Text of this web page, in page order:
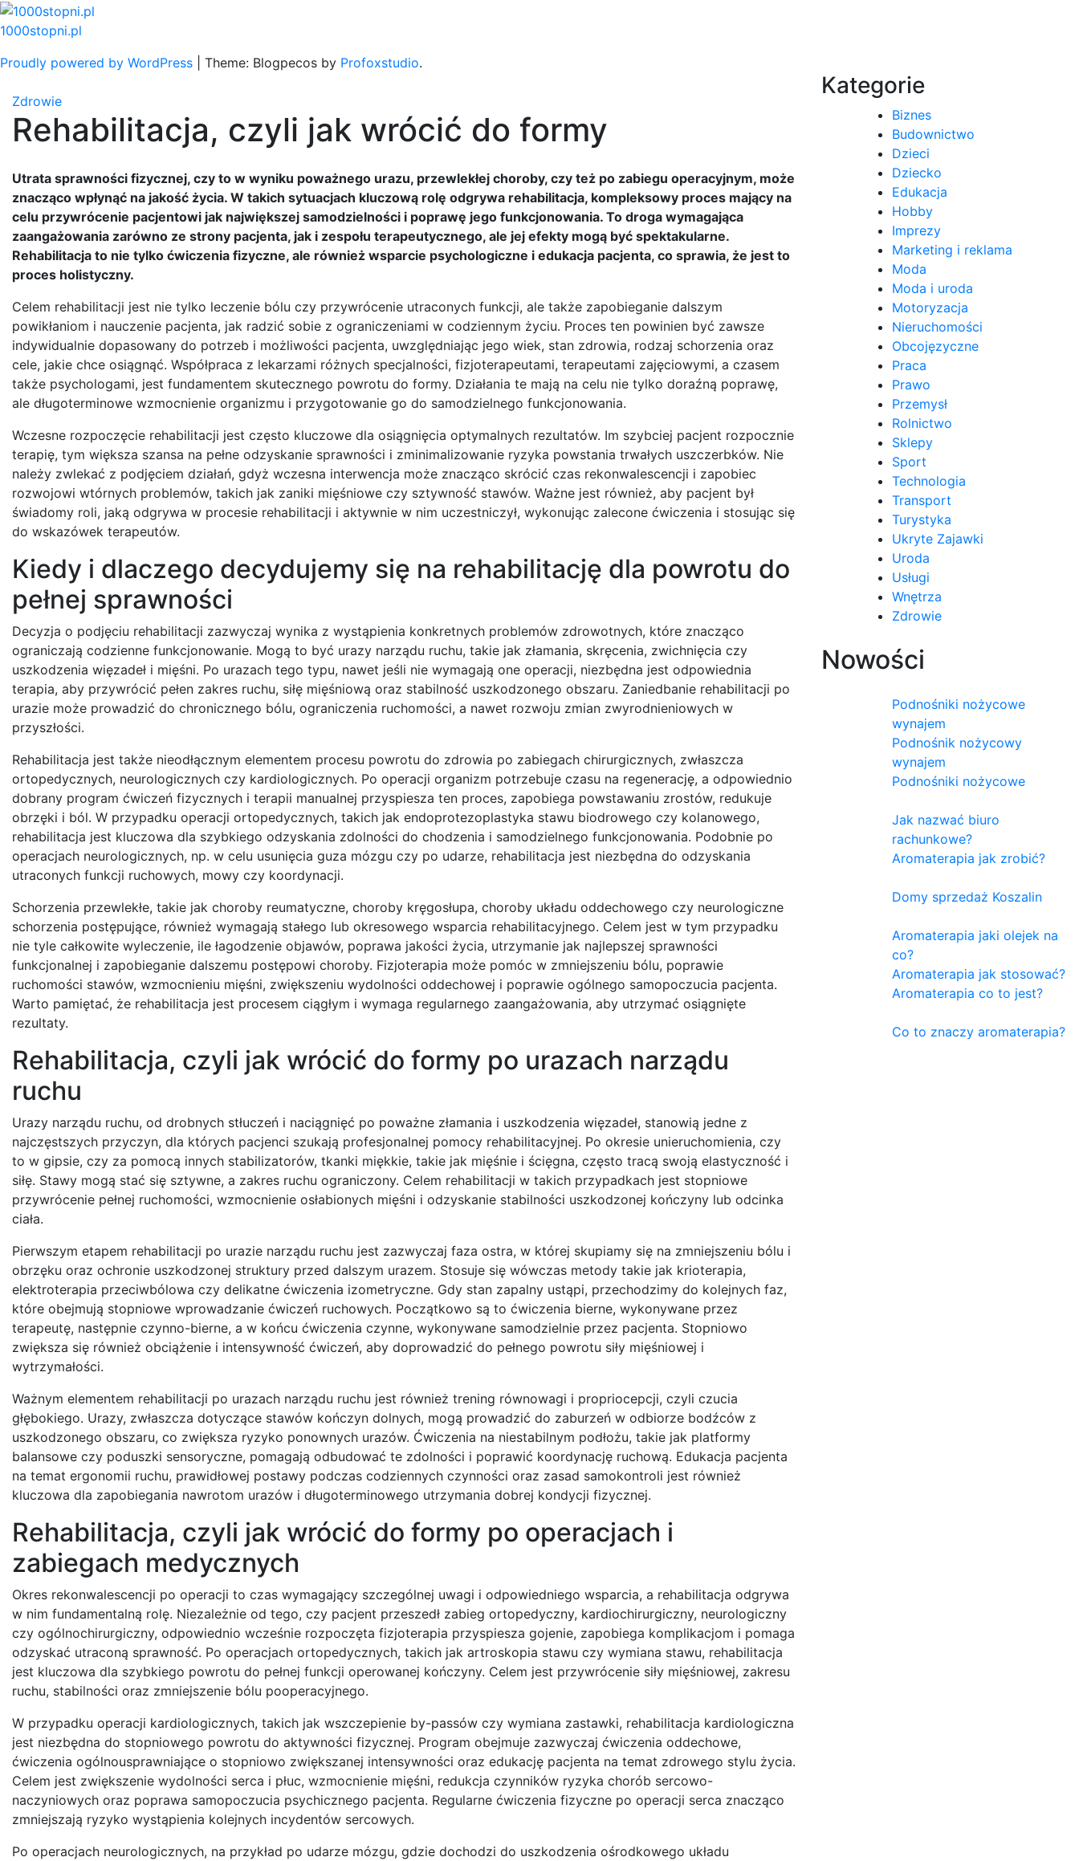
Skip
to
1000stopni.pl
Proudly powered by WordPress
Theme: Blogpecos by Profoxstudio.
Zdrowie
Rehabilitacja, czyli jak wrócić do formy
Utrata sprawności fizycznej, czy to w wyniku poważnego urazu, przewlekłej choroby, czy też po zabiegu operacyjnym, może
znacząco wpłynąć na jakość życia. W takich sytuacjach kluczową rolę odgrywa rehabilitacja, kompleksowy proces mający na
celu przywrócenie pacjentowi jak największej samodzielności i poprawę jego funkcjonowania. To droga wymagająca
zaangażowania zarówno ze strony pacjenta, jak i zespołu terapeutycznego, ale jej efekty mogą być spektakularne.
Rehabilitacja to nie tylko ćwiczenia fizyczne, ale również wsparcie psychologiczne i edukacja pacjenta, co sprawia, że jest to
proces holistyczny.
Celem rehabilitacji jest nie tylko leczenie bólu czy przywrócenie utraconych funkcji, ale także zapobieganie dalszym
powikłaniom i nauczenie pacjenta, jak radzić sobie z ograniczeniami w codziennym życiu. Proces ten powinien być zawsze
indywidualnie dopasowany do potrzeb i możliwości pacjenta, uwzględniając jego wiek, stan zdrowia, rodzaj schorzenia oraz
cele, jakie chce osiągnąć. Współpraca z lekarzami różnych specjalności, fizjoterapeutami, terapeutami zajęciowymi, a czasem
także psychologami, jest fundamentem skutecznego powrotu do formy. Działania te mają na celu nie tylko doraźną poprawę,
ale długoterminowe wzmocnienie organizmu i przygotowanie go do samodzielnego funkcjonowania.
Wczesne rozpoczęcie rehabilitacji jest często kluczowe dla osiągnięcia optymalnych rezultatów. Im szybciej pacjent rozpocznie
terapię, tym większa szansa na pełne odzyskanie sprawności i zminimalizowanie ryzyka powstania trwałych uszczerbków. Nie
należy zwlekać z podjęciem działań, gdyż wczesna interwencja może znacząco skrócić czas rekonwalescencji i zapobiec
rozwojowi wtórnych problemów, takich jak zaniki mięśniowe czy sztywność stawów. Ważne jest również, aby pacjent był
świadomy roli, jaką odgrywa w procesie rehabilitacji i aktywnie w nim uczestniczył, wykonując zalecone ćwiczenia i stosując się
do wskazówek terapeutów.
Kiedy i dlaczego decydujemy się na rehabilitację dla powrotu do
pełnej sprawności
Decyzja o podjęciu rehabilitacji zazwyczaj wynika z wystąpienia konkretnych problemów zdrowotnych, które znacząco
ograniczają codzienne funkcjonowanie. Mogą to być urazy narządu ruchu, takie jak złamania, skręcenia, zwichnięcia czy
uszkodzenia więzadeł i mięśni. Po urazach tego typu, nawet jeśli nie wymagają one operacji, niezbędna jest odpowiednia
terapia, aby przywrócić pełen zakres ruchu, siłę mięśniową oraz stabilność uszkodzonego obszaru. Zaniedbanie rehabilitacji po
urazie może prowadzić do chronicznego bólu, ograniczenia ruchomości, a nawet rozwoju zmian zwyrodnieniowych w
przyszłości.
Rehabilitacja jest także nieodłącznym elementem procesu powrotu do zdrowia po zabiegach chirurgicznych, zwłaszcza
ortopedycznych, neurologicznych czy kardiologicznych. Po operacji organizm potrzebuje czasu na regenerację, a odpowiednio
dobrany program ćwiczeń fizycznych i terapii manualnej przyspiesza ten proces, zapobiega powstawaniu zrostów, redukuje
obrzęki i ból. W przypadku operacji ortopedycznych, takich jak endoprotezoplastyka stawu biodrowego czy kolanowego,
rehabilitacja jest kluczowa dla szybkiego odzyskania zdolności do chodzenia i samodzielnego funkcjonowania. Podobnie po
operacjach neurologicznych, np. w celu usunięcia guza mózgu czy po udarze, rehabilitacja jest niezbędna do odzyskania
utraconych funkcji ruchowych, mowy czy koordynacji.
Schorzenia przewlekłe, takie jak choroby reumatyczne, choroby kręgosłupa, choroby układu oddechowego czy neurologiczne
schorzenia postępujące, również wymagają stałego lub okresowego wsparcia rehabilitacyjnego. Celem jest w tym przypadku
nie tyle całkowite wyleczenie, ile łagodzenie objawów, poprawa jakości życia, utrzymanie jak najlepszej sprawności
funkcjonalnej i zapobieganie dalszemu postępowi choroby. Fizjoterapia może pomóc w zmniejszeniu bólu, poprawie
ruchomości stawów, wzmocnieniu mięśni, zwiększeniu wydolności oddechowej i poprawie ogólnego samopoczucia pacjenta.
Warto pamiętać, że rehabilitacja jest procesem ciągłym i wymaga regularnego zaangażowania, aby utrzymać osiągnięte
rezultaty.
Rehabilitacja, czyli jak wrócić do formy po urazach narządu
ruchu
Urazy narządu ruchu, od drobnych stłuczeń i naciągnięć po poważne złamania i uszkodzenia więzadeł, stanowią jedne z
najczęstszych przyczyn, dla których pacjenci szukają profesjonalnej pomocy rehabilitacyjnej. Po okresie unieruchomienia, czy
to w gipsie, czy za pomocą innych stabilizatorów, tkanki miękkie, takie jak mięśnie i ścięgna, często tracą swoją elastyczność i
siłę. Stawy mogą stać się sztywne, a zakres ruchu ograniczony. Celem rehabilitacji w takich przypadkach jest stopniowe
przywrócenie pełnej ruchomości, wzmocnienie osłabionych mięśni i odzyskanie stabilności uszkodzonej kończyny lub odcinka
ciała.
Pierwszym etapem rehabilitacji po urazie narządu ruchu jest zazwyczaj faza ostra, w której skupiamy się na zmniejszeniu bólu i
obrzęku oraz ochronie uszkodzonej struktury przed dalszym urazem. Stosuje się wówczas metody takie jak krioterapia,
elektroterapia przeciwbólowa czy delikatne ćwiczenia izometryczne. Gdy stan zapalny ustąpi, przechodzimy do kolejnych faz,
które obejmują stopniowe wprowadzanie ćwiczeń ruchowych. Początkowo są to ćwiczenia bierne, wykonywane przez
terapeutę, następnie czynno-bierne, a w końcu ćwiczenia czynne, wykonywane samodzielnie przez pacjenta. Stopniowo
zwiększa się również obciążenie i intensywność ćwiczeń, aby doprowadzić do pełnego powrotu siły mięśniowej i
wytrzymałości.
Ważnym elementem rehabilitacji po urazach narządu ruchu jest również trening równowagi i propriocepcji, czyli czucia
głębokiego. Urazy, zwłaszcza dotyczące stawów kończyn dolnych, mogą prowadzić do zaburzeń w odbiorze bodźców z
uszkodzonego obszaru, co zwiększa ryzyko ponownych urazów. Ćwiczenia na niestabilnym podłożu, takie jak platformy
balansowe czy poduszki sensoryczne, pomagają odbudować te zdolności i poprawić koordynację ruchową. Edukacja pacjenta
na temat ergonomii ruchu, prawidłowej postawy podczas codziennych czynności oraz zasad samokontroli jest również
kluczowa dla zapobiegania nawrotom urazów i długoterminowego utrzymania dobrej kondycji fizycznej.
Rehabilitacja, czyli jak wrócić do formy po operacjach i
zabiegach medycznych
Okres rekonwalescencji po operacji to czas wymagający szczególnej uwagi i odpowiedniego wsparcia, a rehabilitacja odgrywa
w nim fundamentalną rolę. Niezależnie od tego, czy pacjent przeszedł zabieg ortopedyczny, kardiochirurgiczny, neurologiczny
czy ogólnochirurgiczny, odpowiednio wcześnie rozpoczęta fizjoterapia przyspiesza gojenie, zapobiega komplikacjom i pomaga
odzyskać utraconą sprawność. Po operacjach ortopedycznych, takich jak artroskopia stawu czy wymiana stawu, rehabilitacja
jest kluczowa dla szybkiego powrotu do pełnej funkcji operowanej kończyny. Celem jest przywrócenie siły mięśniowej, zakresu
ruchu, stabilności oraz zmniejszenie bólu pooperacyjnego.
W przypadku operacji kardiologicznych, takich jak wszczepienie by-passów czy wymiana zastawki, rehabilitacja kardiologiczna
jest niezbędna do stopniowego powrotu do aktywności fizycznej. Program obejmuje zazwyczaj ćwiczenia oddechowe,
ćwiczenia ogólnousprawniające o stopniowo zwiększanej intensywności oraz edukację pacjenta na temat zdrowego stylu życia.
Celem jest zwiększenie wydolności serca i płuc, wzmocnienie mięśni, redukcja czynników ryzyka chorób sercowo-
naczyniowych oraz poprawa samopoczucia psychicznego pacjenta. Regularne ćwiczenia fizyczne po operacji serca znacząco
zmniejszają ryzyko wystąpienia kolejnych incydentów sercowych.
Po operacjach neurologicznych, na przykład po udarze mózgu, gdzie dochodzi do uszkodzenia ośrodkowego układu
Kategorie
Biznes
Budownictwo
Dzieci
Dziecko
Edukacja
Hobby
Imprezy
Marketing i reklama
Moda
Moda i uroda
Motoryzacja
Nieruchomości
Obcojęzyczne
Praca
Prawo
Przemysł
Rolnictwo
Sklepy
Sport
Technologia
Transport
Turystyka
Ukryte Zajawki
Uroda
Usługi
Wnętrza
Zdrowie
Nowości
Podnośniki nożycowe
wynajem
Podnośnik nożycowy
wynajem
Podnośniki nożycowe
Jak nazwać biuro
rachunkowe?
Aromaterapia jak zrobić?
Domy sprzedaż Koszalin
Aromaterapia jaki olejek na
co?
Aromaterapia jak stosować?
Aromaterapia co to jest?
Co to znaczy aromaterapia?